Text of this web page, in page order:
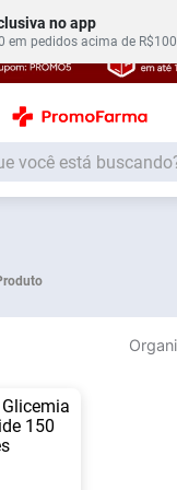
no app
em pedidos acima de R$100